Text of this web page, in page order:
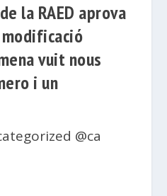
la RAED aprova
vuit nous
i un
@ca